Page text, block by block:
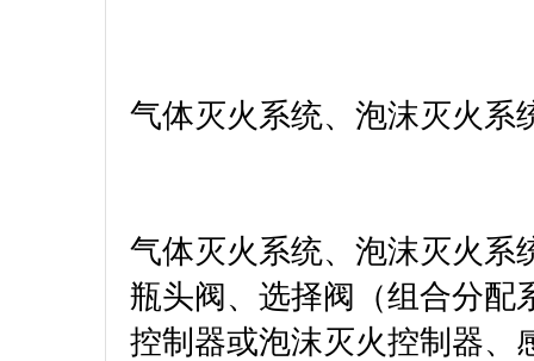
气体灭火系统、泡沫灭火系
气体灭火系统、泡沫灭火系
瓶头阀、选择阀（组合分配
控制器或泡沫灭火控制器、